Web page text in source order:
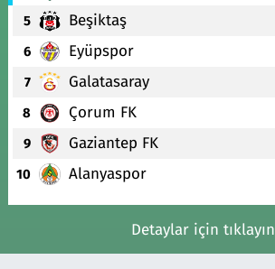
5 Beşiktaş
6 Eyüpspor
7 Galatasaray
8 Çorum FK
9 Gaziantep FK
10 Alanyaspor
Detaylar için tıklayın